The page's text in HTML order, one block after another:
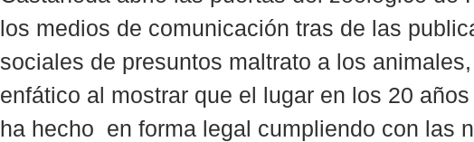
los medios de comunicación tras de las
sociales de presuntos maltrato a los
enfático al mostrar que el lugar en los 20
ha hecho  en forma legal cumpliendo con las